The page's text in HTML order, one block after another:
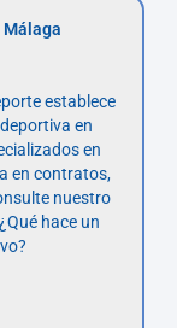
Málaga
establece
en
en
en contratos,
nuestro
hace un